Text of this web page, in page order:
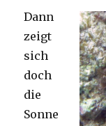
Dann
zeigt
sich
doch
die
Sonne